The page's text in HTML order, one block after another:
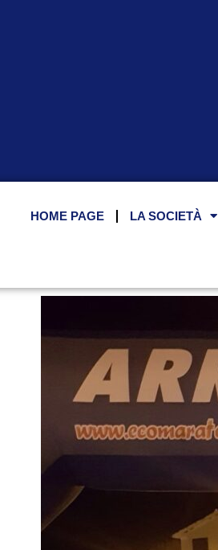
HOME PAGE LA SOCIETÀ